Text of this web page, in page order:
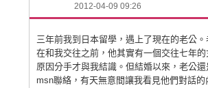
2012-04-09 09:26
三年前我到日本留學，遇上了現在的老公。
在和我交往之前，他其實有一個交往七年
原因分手才與我結識。但結婚以來，老公
msn聯絡，有天無意間讓我看見他們對話的